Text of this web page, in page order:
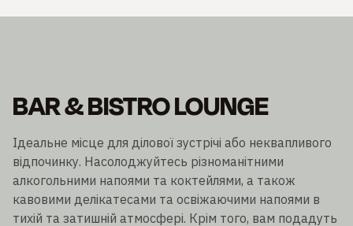
BAR & BISTRO LOUNGE
Ідеальне місце для ділової зустрічі або неквапливого
відпочинку. Насолоджуйтесь різноманітними
алкогольними напоями та коктейлями, а також
кавовими делікатесами та освіжаючими напоями в
тихій та затишній атмосфері. Крім того, вам подадуть